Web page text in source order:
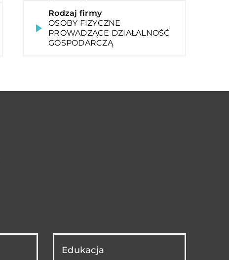
Rodzaj firmy
OSOBY FIZYCZNE
PROWADZĄCE DZIAŁALNOŚĆ
GOSPODARCZĄ
Edukacja